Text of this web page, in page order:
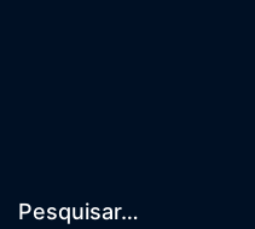
Pesquisar…